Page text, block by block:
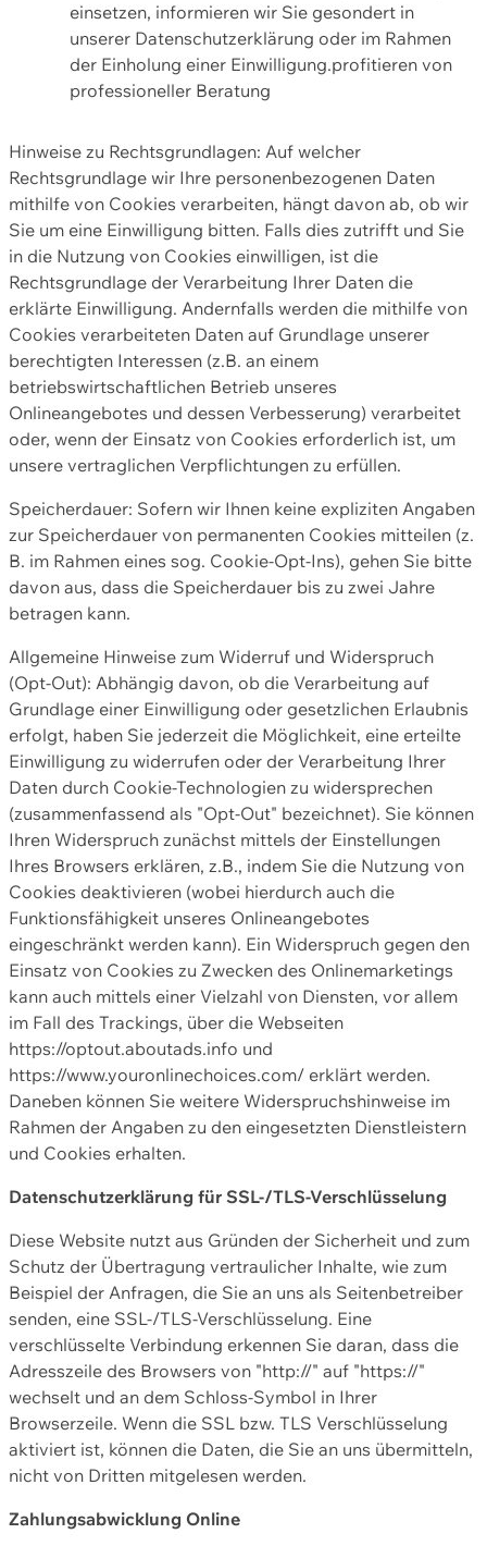
einsetzen, informieren wir Sie gesondert in
unserer Datenschutzerklärung oder im Rahmen
der Einholung einer Einwilligung.profitieren von
professioneller Beratung
Hinweise zu Rechtsgrundlagen: Auf welcher
Rechtsgrundlage wir Ihre personenbezogenen Daten
mithilfe von Cookies verarbeiten, hängt davon ab, ob wir
Sie um eine Einwilligung bitten. Falls dies zutrifft und Sie
in die Nutzung von Cookies einwilligen, ist die
Rechtsgrundlage der Verarbeitung Ihrer Daten die
erklärte Einwilligung. Andernfalls werden die mithilfe von
Cookies verarbeiteten Daten auf Grundlage unserer
berechtigten Interessen (z.B. an einem
betriebswirtschaftlichen Betrieb unseres
Onlineangebotes und dessen Verbesserung) verarbeitet
oder, wenn der Einsatz von Cookies erforderlich ist, um
unsere vertraglichen Verpflichtungen zu erfüllen.
Speicherdauer: Sofern wir Ihnen keine expliziten Angaben
zur Speicherdauer von permanenten Cookies mitteilen (z.
B. im Rahmen eines sog. Cookie-Opt-Ins), gehen Sie bitte
davon aus, dass die Speicherdauer bis zu zwei Jahre
betragen kann.
Allgemeine Hinweise zum Widerruf und Widerspruch
(Opt-Out): Abhängig davon, ob die Verarbeitung auf
Grundlage einer Einwilligung oder gesetzlichen Erlaubnis
erfolgt, haben Sie jederzeit die Möglichkeit, eine erteilte
Einwilligung zu widerrufen oder der Verarbeitung Ihrer
Daten durch Cookie-Technologien zu widersprechen
(zusammenfassend als "Opt-Out" bezeichnet). Sie können
Ihren Widerspruch zunächst mittels der Einstellungen
Ihres Browsers erklären, z.B., indem Sie die Nutzung von
Cookies deaktivieren (wobei hierdurch auch die
Funktionsfähigkeit unseres Onlineangebotes
eingeschränkt werden kann). Ein Widerspruch gegen den
Einsatz von Cookies zu Zwecken des Onlinemarketings
kann auch mittels einer Vielzahl von Diensten, vor allem
im Fall des Trackings, über die Webseiten
https://optout.aboutads.info und
https://www.youronlinechoices.com/ erklärt werden.
Daneben können Sie weitere Widerspruchshinweise im
Rahmen der Angaben zu den eingesetzten Dienstleistern
und Cookies erhalten.
Datenschutzerklärung für SSL-/TLS-Verschlüsselung
Diese Website nutzt aus Gründen der Sicherheit und zum
Schutz der Übertragung vertraulicher Inhalte, wie zum
Beispiel der Anfragen, die Sie an uns als Seitenbetreiber
senden, eine SSL-/TLS-Verschlüsselung. Eine
verschlüsselte Verbindung erkennen Sie daran, dass die
Adresszeile des Browsers von "http://" auf "https://"
wechselt und an dem Schloss-Symbol in Ihrer
Browserzeile. Wenn die SSL bzw. TLS Verschlüsselung
aktiviert ist, können die Daten, die Sie an uns übermitteln,
nicht von Dritten mitgelesen werden.
Zahlungsabwicklung Online